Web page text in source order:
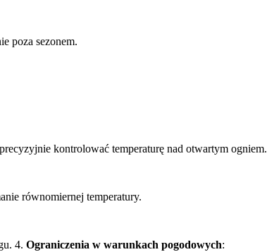
poza sezonem.
kontrolować temperaturę nad otwartym ogniem.
równomiernej temperatury.
4. Ograniczenia w warunkach pogodowych: